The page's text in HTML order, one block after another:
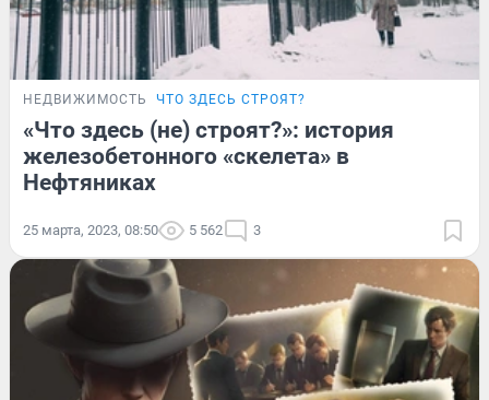
НЕДВИЖИМОСТЬ ЧТО ЗДЕСЬ СТРОЯТ?
«Что здесь (не) строят?»: история
железобетонного «скелета» в
Нефтяниках
25 марта, 2023, 08:50 5 562 3